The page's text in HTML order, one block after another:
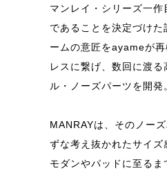
マンレイ・シリーズ一
であることを決定づけ
ームの意匠をayameが
レスに繋げ、数回に渡
ル・ノーズパーツを開発
MANRAYは、そのノー
ずな考え抜かれたサイズ
モダンやパッドに至る